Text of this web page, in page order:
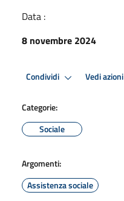
Data :
8 novembre 2024
Condividi Vedi azioni
Categorie:
Sociale
Argomenti:
Assistenza sociale